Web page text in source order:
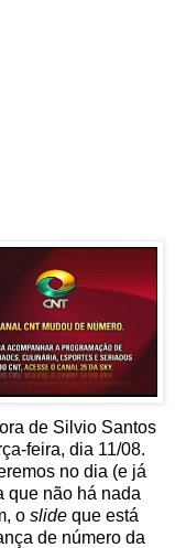
de Silvio Santos
feira, dia 11/08.
no dia (e já
que não há nada
o slide que está
de número da